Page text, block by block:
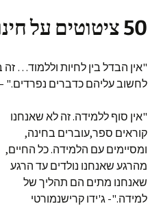
50 ציטוטים על חינוך
"אין הבדל בין לחיות וללמוד…
לחשוב עליהם כדברים נפרדים." –
"אין סוף ללמידה. זה לא שאנחנו
קוראים ספר,עוברים בחינה,
ומסיימים עם הלמידה. כל החיים,
מהרגע שאנחנו נולדים עד הרגע
שאנחנו מתים הם תהליך של
למידה."- ג'ידו קרישנמורטי